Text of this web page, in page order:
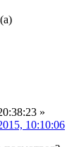
»
10:10:06